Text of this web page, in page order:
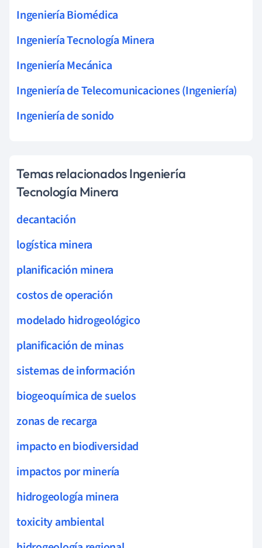
Ingeniería Biomédica
Ingeniería Tecnología Minera
Ingeniería Mecánica
Ingeniería de Telecomunicaciones (Ingeniería)
Ingeniería de sonido
Temas relacionados Ingeniería
Tecnología Minera
decantación
logística minera
planificación minera
costos de operación
modelado hidrogeológico
planificación de minas
sistemas de información
biogeoquímica de suelos
zonas de recarga
impacto en biodiversidad
impactos por minería
hidrogeología minera
toxicity ambiental